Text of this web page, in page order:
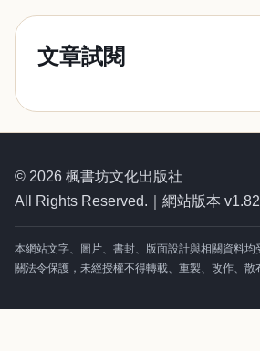
文章試閱
© 2026 楓書坊文化出版社
All Rights Reserved.｜網站版本
本網站文字、圖片、書封、版面設計與相關資料均
關法令保護，未經授權不得轉載、重製、改作、散